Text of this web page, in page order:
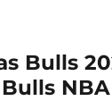
Bulls
NBA